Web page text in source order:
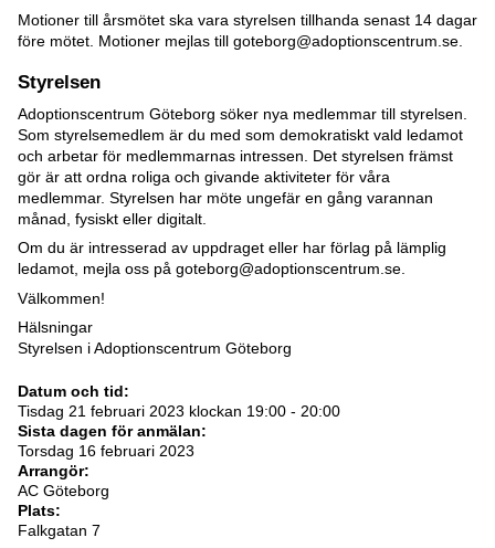
Motioner till årsmötet ska vara styrelsen tillhanda senast 14 dagar
före mötet. Motioner mejlas till goteborg@adoptionscentrum.se.
Styrelsen
Adoptionscentrum Göteborg söker nya medlemmar till styrelsen.
Som styrelsemedlem är du med som demokratiskt vald ledamot
och arbetar för medlemmarnas intressen. Det styrelsen främst
gör är att ordna roliga och givande aktiviteter för våra
medlemmar. Styrelsen har möte ungefär en gång varannan
månad, fysiskt eller digitalt.
Om du är intresserad av uppdraget eller har förlag på lämplig
ledamot, mejla oss på goteborg@adoptionscentrum.se.
Välkommen!
Hälsningar
Styrelsen i Adoptionscentrum Göteborg
Datum och tid:
Tisdag 21 februari 2023 klockan 19:00 - 20:00
Sista dagen för anmälan:
Torsdag 16 februari 2023
Arrangör:
AC Göteborg
Plats:
Falkgatan 7